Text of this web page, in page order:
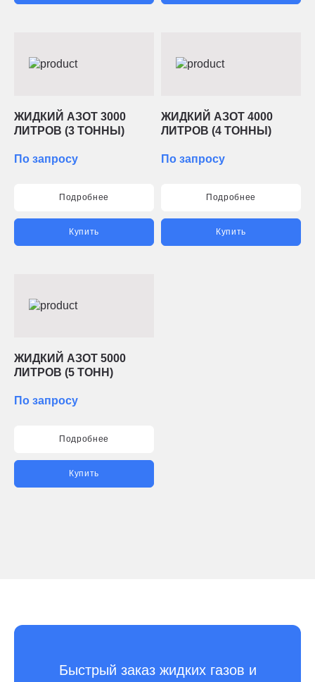
ЖИДКИЙ АЗОТ 3000
ЛИТРОВ (3 ТОННЫ)
По запросу
Подробнее
Купить
ЖИДКИЙ АЗОТ 4000
ЛИТРОВ (4 ТОННЫ)
По запросу
Подробнее
Купить
ЖИДКИЙ АЗОТ 5000
ЛИТРОВ (5 ТОНН)
По запросу
Подробнее
Купить
Быстрый заказ жидких газов и